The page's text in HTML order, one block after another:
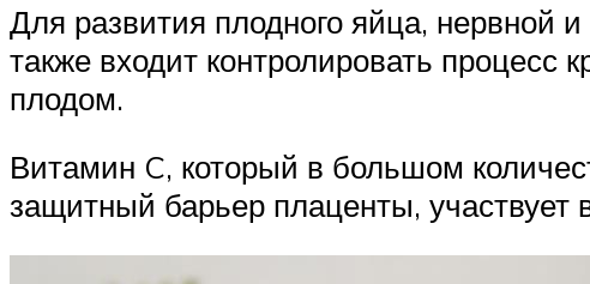
Для развития плодного яйца, нервной
также входит контролировать
плодом.
Витамин C, который в большом
защитный барьер плаценты, участвует